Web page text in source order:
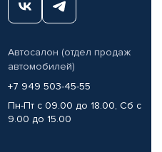
Автосалон (отдел продаж
автомобилей)
+7 949 503-45-55
Пн-Пт с 09.00 до 18.00, Сб с
9.00 до 15.00